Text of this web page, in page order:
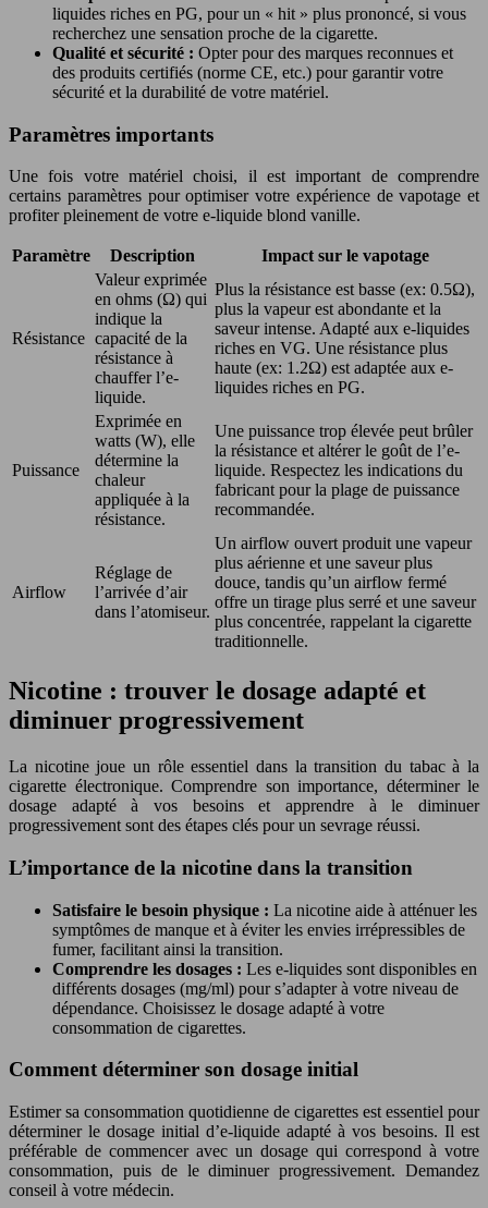
liquides riches en PG, pour un « hit » plus prononcé, si vous
recherchez une sensation proche de la cigarette.
Qualité et sécurité : Opter pour des marques reconnues et
des produits certifiés (norme CE, etc.) pour garantir votre
sécurité et la durabilité de votre matériel.
Paramètres importants
Une fois votre matériel choisi, il est important de comprendre
certains paramètres pour optimiser votre expérience de vapotage et
profiter pleinement de votre e-liquide blond vanille.
Paramètre Description Impact sur le vapotage
Résistance
Valeur exprimée
en ohms (Ω) qui
indique la
capacité de la
résistance à
chauffer l’e-
liquide.
Plus la résistance est basse (ex: 0.5Ω),
plus la vapeur est abondante et la
saveur intense. Adapté aux e-liquides
riches en VG. Une résistance plus
haute (ex: 1.2Ω) est adaptée aux e-
liquides riches en PG.
Puissance
Exprimée en
watts (W), elle
détermine la
chaleur
appliquée à la
résistance.
Une puissance trop élevée peut brûler
la résistance et altérer le goût de l’e-
liquide. Respectez les indications du
fabricant pour la plage de puissance
recommandée.
Airflow
Réglage de
l’arrivée d’air
dans l’atomiseur.
Un airflow ouvert produit une vapeur
plus aérienne et une saveur plus
douce, tandis qu’un airflow fermé
offre un tirage plus serré et une saveur
plus concentrée, rappelant la cigarette
traditionnelle.
Nicotine : trouver le dosage adapté et
diminuer progressivement
La nicotine joue un rôle essentiel dans la transition du tabac à la
cigarette électronique. Comprendre son importance, déterminer le
dosage adapté à vos besoins et apprendre à le diminuer
progressivement sont des étapes clés pour un sevrage réussi.
L’importance de la nicotine dans la transition
Satisfaire le besoin physique : La nicotine aide à atténuer les
symptômes de manque et à éviter les envies irrépressibles de
fumer, facilitant ainsi la transition.
Comprendre les dosages : Les e-liquides sont disponibles en
différents dosages (mg/ml) pour s’adapter à votre niveau de
dépendance. Choisissez le dosage adapté à votre
consommation de cigarettes.
Comment déterminer son dosage initial
Estimer sa consommation quotidienne de cigarettes est essentiel pour
déterminer le dosage initial d’e-liquide adapté à vos besoins. Il est
préférable de commencer avec un dosage qui correspond à votre
consommation, puis de le diminuer progressivement. Demandez
conseil à votre médecin.